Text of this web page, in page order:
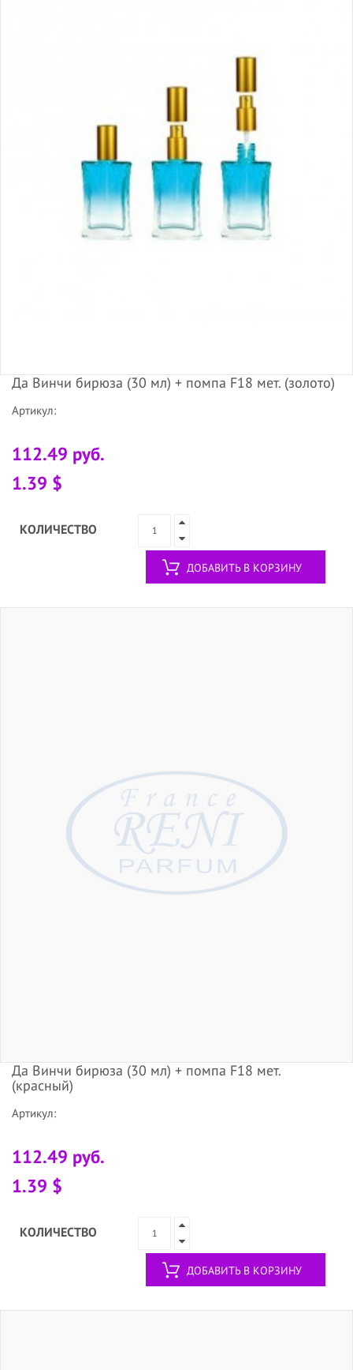
Да Винчи бирюза (30 мл) + помпа F18 мет. (золото)
Артикул:
112.49 руб.
1.39 $
КОЛИЧЕСТВО
ДОБАВИТЬ В КОРЗИНУ
Да Винчи бирюза (30 мл) + помпа F18 мет.
(красный)
Артикул:
112.49 руб.
1.39 $
КОЛИЧЕСТВО
ДОБАВИТЬ В КОРЗИНУ